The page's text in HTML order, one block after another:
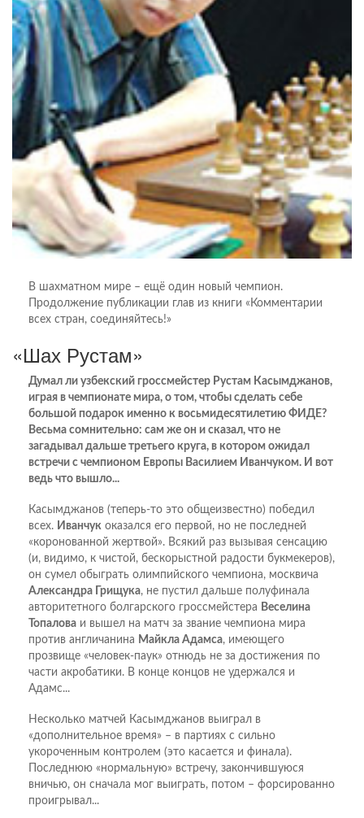
В шахматном мире – ещё один новый чемпион.
Продолжение публикации глав из книги «Комментарии
всех стран, соединяйтесь!»
«Шах Рустам»
Думал ли узбекский гроссмейстер Рустам Касымджанов,
играя в чемпионате мира, о том, чтобы сделать себе
большой подарок именно к восьмидесятилетию ФИДЕ?
Весьма сомнительно: сам же он и сказал, что не
загадывал дальше третьего круга, в котором ожидал
встречи с чемпионом Европы Василием Иванчуком. И вот
ведь что вышло...
Касымджанов (теперь-то это общеизвестно) победил
всех. Иванчук оказался его первой, но не последней
«коронованной жертвой». Всякий раз вызывая сенсацию
(и, видимо, к чистой, бескорыстной радости букмекеров),
он сумел обыграть олимпийского чемпиона, москвича
Александра Грищука, не пустил дальше полуфинала
авторитетного болгарского гроссмейстера Веселина
Топалова и вышел на матч за звание чемпиона мира
против англичанина Майкла Адамса, имеющего
прозвище «человек-паук» отнюдь не за достижения по
части акробатики. В конце концов не удержался и
Адамс...
Несколько матчей Касымджанов выиграл в
«дополнительное время» – в партиях с сильно
укороченным контролем (это касается и финала).
Последнюю «нормальную» встречу, закончившуюся
вничью, он сначала мог выиграть, потом – форсированно
проигрывал...